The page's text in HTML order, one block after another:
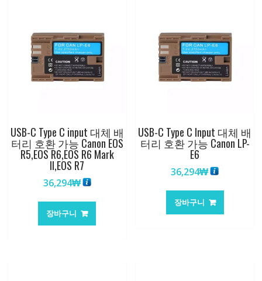
USB-C Type C input 대체 배
터리 호환 가능 Canon EOS
R5,EOS R6,EOS R6 Mark
II,EOS R7
36,294₩
장바구니
USB-C Type C Input 대체 배
터리 호환 가능 Canon LP-
E6
36,294₩
장바구니